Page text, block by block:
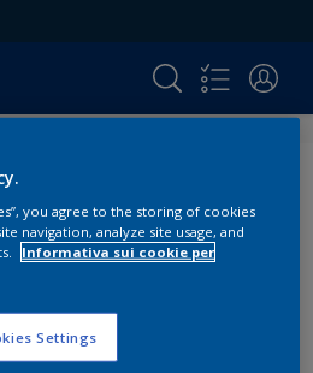
più su come utilizziamo i tuoi
nostra
you agree to the storing of cookies
navigation, analyze site usage, and
Informativa sui cookie per
Settings